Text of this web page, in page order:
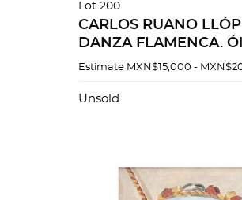
Lot 200
CARLOS RUANO
DANZA FLAMENCA. Óleo sobre
tela Firmado "C Ruano
Estimate MXN$15,000 -
Unsold